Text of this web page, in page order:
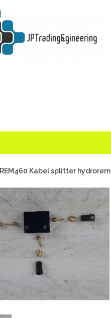
REM460 Kabel splitter hydrorem